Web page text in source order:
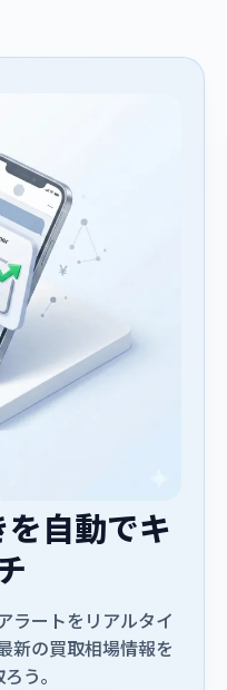
自動でキ
ラートをリアルタイ
新の買取相場情報を
う。